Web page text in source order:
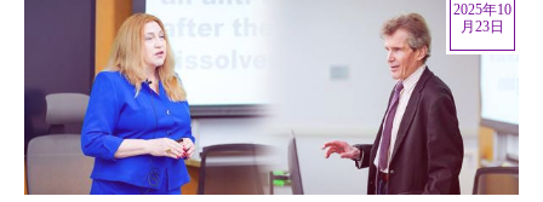
2025年10
月23日